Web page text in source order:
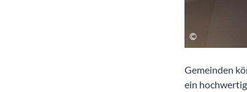
Gemeinden
ein